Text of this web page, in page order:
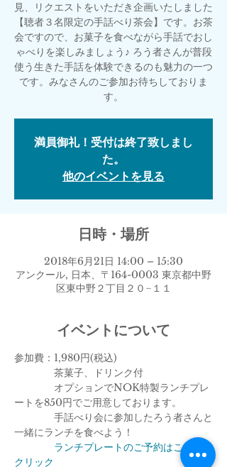
見、リクエストをいただき企画いたしました
【聴者３名限定の手話べり茶会】です。お茶
会ですので、お菓子を食べながら手話でおし
ゃべりを楽しみましょう♪ ろう者さんが普段
使う生きた手話を体験できるのも魅力の一つ
です。みなさんのご参加お待ちしておりま
す。
満員御礼！受付は終了致しまし
た。
他のイベントを見る
日時・場所
2018年6月21日 14:00 – 15:30
アンクール, 日本、〒164-0003 東京都中野
区東中野２丁目２０−１１
イベントについて
参加費：1,980円(税込)
茶菓子、ドリンク付
オプションでNOK特製ランチプレ
ートを850円でご用意しております。
手話べり会に参加したろう者さんと
一緒にランチを食べよう！
ランチプレートのご予約はこちらを
クリック